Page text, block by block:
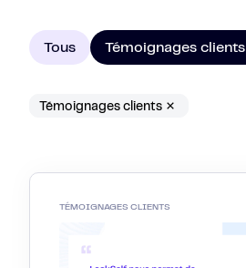
Tous Témoignages clients
Témoignages clients
TÉMOIGNAGES CLIENTS